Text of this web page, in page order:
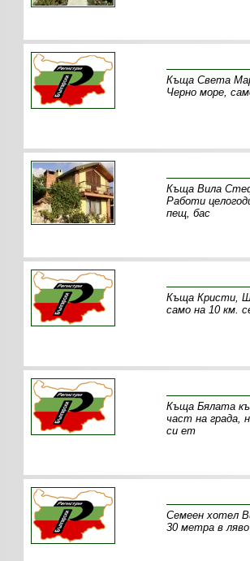
Къща Света
Черно море,
Къща Вила
Работи
пещ, бас
Къща Кристи,
само на 10 км.
Къща Бялата
част на града,
си ет
Семеен хотел
30 метра в